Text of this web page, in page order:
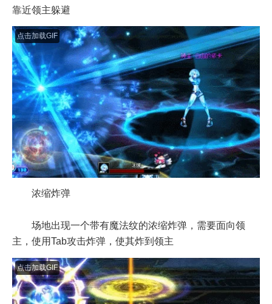
靠近领主躲避
点击加载GIF
浓缩炸弹
场地出现一个带有魔法纹的浓缩炸弹，需要面向领
主，使用Tab攻击炸弹，使其炸到领主
点击加载GIF